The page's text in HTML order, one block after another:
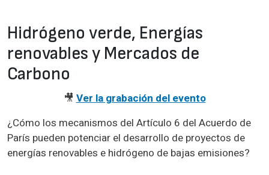
Hidrógeno verde, Energías
renovables y Mercados de
Carbono
🎥Ver la grabación del evento
¿Cómo los mecanismos del Artículo 6 del Acuerdo de
París pueden potenciar el desarrollo de proyectos de
energías renovables e hidrógeno de bajas emisiones?